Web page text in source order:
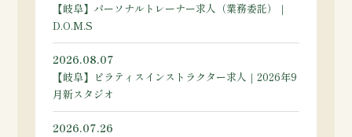
【岐阜】パーソナルトレーナー求人（業務委託）｜
D.O.M.S
2026.08.07
【岐阜】ピラティスインストラクター求人｜2026年9
月新スタジオ
2026.07.26